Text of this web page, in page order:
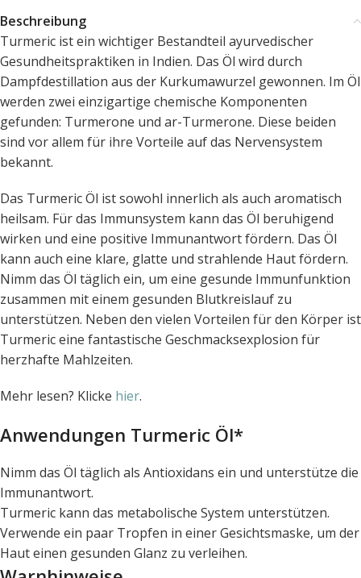
Beschreibung
Turmeric ist ein wichtiger Bestandteil ayurvedischer
Gesundheitspraktiken in Indien. Das Öl wird durch
Dampfdestillation aus der Kurkumawurzel gewonnen. Im Öl
werden zwei einzigartige chemische Komponenten
gefunden: Turmerone und ar-Turmerone. Diese beiden
sind vor allem für ihre Vorteile auf das Nervensystem
bekannt.
Das Turmeric Öl ist sowohl innerlich als auch aromatisch
heilsam. Für das Immunsystem kann das Öl beruhigend
wirken und eine positive Immunantwort fördern. Das Öl
kann auch eine klare, glatte und strahlende Haut fördern.
Nimm das Öl täglich ein, um eine gesunde Immunfunktion
zusammen mit einem gesunden Blutkreislauf zu
unterstützen. Neben den vielen Vorteilen für den Körper ist
Turmeric eine fantastische Geschmacksexplosion für
herzhafte Mahlzeiten.
Mehr lesen? Klicke hier.
Anwendungen Turmeric Öl*
Nimm das Öl täglich als Antioxidans ein und unterstütze die
Immunantwort.
Turmeric kann das metabolische System unterstützen.
Verwende ein paar Tropfen in einer Gesichtsmaske, um der
Haut einen gesunden Glanz zu verleihen.